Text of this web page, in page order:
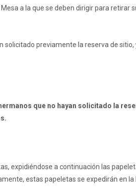
Mesa a la que se deben dirigir para retirar
previamente la reserva de sitio,
hermanos que no hayan solicitado la
expidiéndose a continuación las
estas papeletas se expedirán en la